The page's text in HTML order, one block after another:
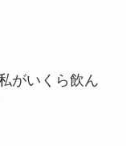
がいくら飲ん